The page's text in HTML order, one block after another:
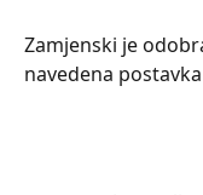
Zamjenski je
navedena